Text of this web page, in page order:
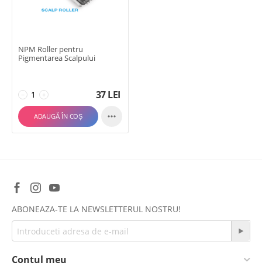
NPM Roller pentru
Pigmentarea Scalpului
+
− 37LEI
ADAUGĂ ÎN COȘ 
ABONEAZA-TE LA NEWSLETTERUL NOSTRU!
Contul meu